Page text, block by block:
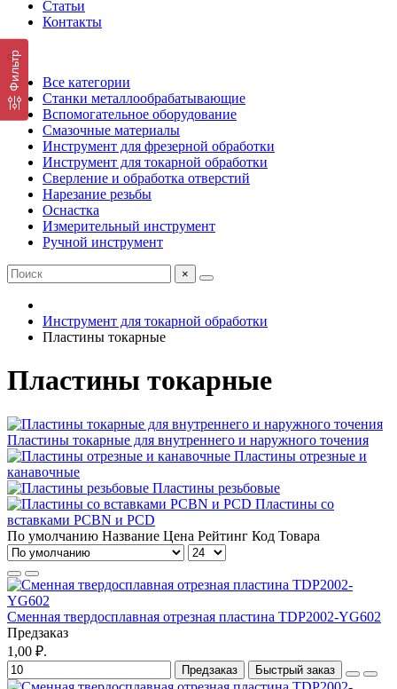
Статьи
Контакты
Все категории
Станки металлообрабатывающие
Вспомогательное оборудование
Смазочные материалы
Инструмент для фрезерной обработки
Инструмент для токарной обработки
Сверление и обработка отверстий
Нарезание резьбы
Оснастка
Измерительный инструмент
Ручной инструмент
×
Инструмент для токарной обработки
Пластины токарные
Пластины токарные
Фильтр
Пластины токарные для внутреннего и наружного точения
Пластины отрезные и
канавочные
Пластины резьбовые
Пластины со
вставками PCBN и PCD
По умолчанию Название Цена Рейтинг Код Товара
Сменная твердосплавная отрезная пластина TDP2002-YG602
Предзаказ
1,00 ₽.
Предзаказ Быстрый заказ